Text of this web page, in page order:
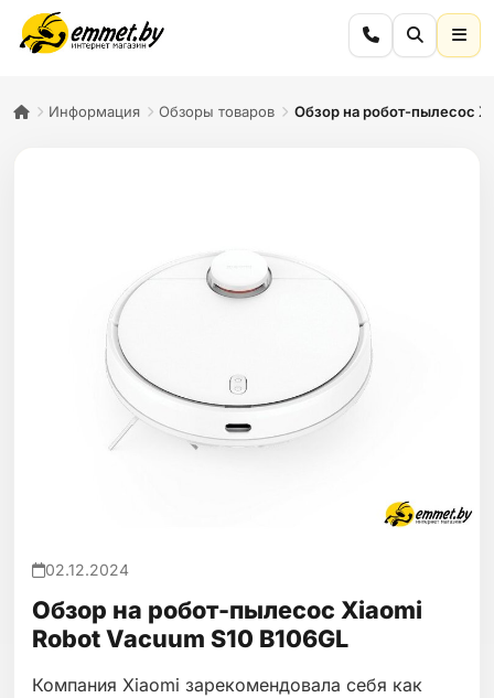
Информация Обзоры товаров Обзор на робот-пылесос
02.12.2024
Обзор на робот-пылесос Xiaomi
Robot Vacuum S10 B106GL
Компания Xiaomi зарекомендовала себя как